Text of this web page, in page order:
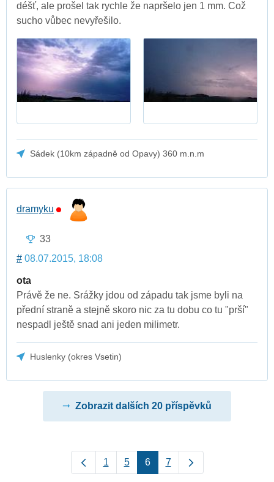
déšť, ale prošel tak rychle že napršelo jen 1 mm. Což
sucho vůbec nevyřešilo.
Sádek (10km západně od Opavy) 360 m.n.m
dramyku
33
# 08.07.2015, 18:08
ota
Právě že ne. Srážky jdou od západu tak jsme byli na
přední straně a stejně skoro nic za tu dobu co tu "prší"
nespadl ještě snad ani jeden milimetr.
Huslenky (okres Vsetin)
Zobrazit dalších 20 příspěvků
1 5 6 7